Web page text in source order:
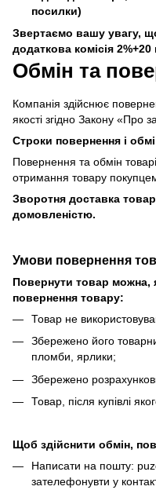
посилки)
Звертаємо вашу увагу,
додаткова комісія
Обмін та
Компанія здійснює
якості згідно Закону «Про
Строки повернення і
Повернення та обмін
отримання товару
Зворотня доставка
домовленістю.
Умови повернення
Повернути товар можна,
повернення товару:
Товар не
Збережено його
пломби, ярлики;
Збережено
Товар, після купівлі
Щоб здійснити обмін,
Написати на пошту:
зателефонувти у